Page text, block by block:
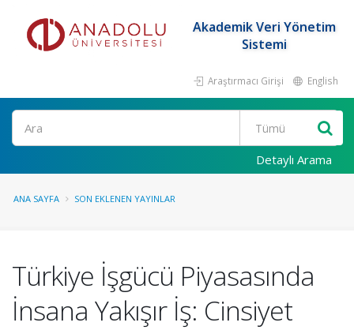
Akademik Veri Yönetim
Sistemi
Araştırmacı Girişi English
Ara
Detaylı Arama
ANA SAYFA SON EKLENEN YAYINLAR
Türkiye İşgücü Piyasasında
İnsana Yakışır İş: Cinsiyet